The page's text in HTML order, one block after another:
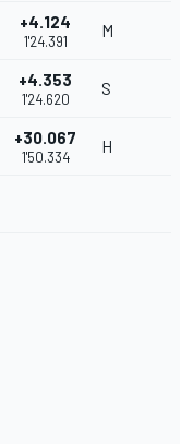
+4.124
1'24.391
M
+4.353
1'24.620
S
+30.067
1'50.334
H